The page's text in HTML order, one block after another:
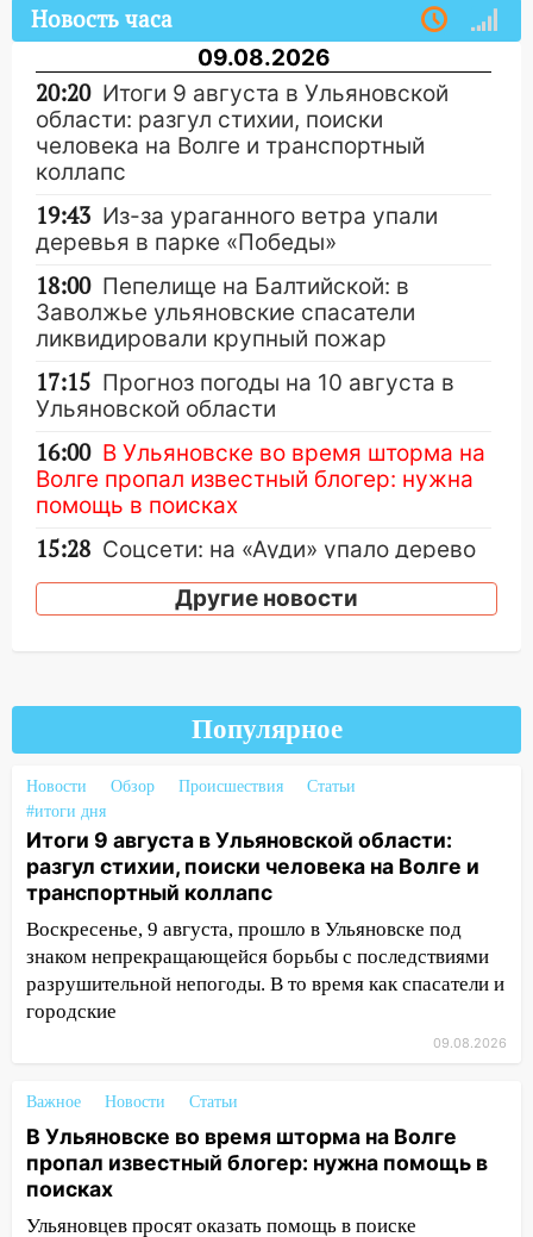
Новость часа
09.08.2026
20:20 Итоги 9 августа в Ульяновской
области: разгул стихии, поиски
человека на Волге и транспортный
коллапс
19:43 Из-за ураганного ветра упали
деревья в парке «Победы»
18:00 Пепелище на Балтийской: в
Заволжье ульяновские спасатели
ликвидировали крупный пожар
17:15 Прогноз погоды на 10 августа в
Ульяновской области
16:00 В Ульяновске во время шторма на
Волге пропал известный блогер: нужна
помощь в поисках
15:28 Соцсети: на «Ауди» упало дерево
в Новом городе
15:12 В Ульяновске выгорела кухня в
какими сложностями сталкиваются
молодые мамы
13:02
Соцсети: на улице Розы
Люксембург дерево упало на
автомобиль
13:00 «Благоприятный период для
новых начинаний: гороскоп для всех
знаков зодиака на неделю с 10 по 16
августа
13:00 На проспекте Тюленева в
Ульяновске образовалось «море»
крупный град
12:11 Где есть бензин в Ульяновске 9
августа: список АЗС
11:55 Соцсети: светофор упал на
Другие новости
Популярное
Новости Обзор Происшествия
Статьи
#итоги дня
Итоги 9 августа в Ульяновской области:
разгул стихии, поиски человека на Волге и
транспортный коллапс
Воскресенье, 9 августа, прошло в Ульяновске под
знаком непрекращающейся борьбы с последствиями
разрушительной непогоды. В то время как спасатели и
городские
09.08.2026
Важное Новости Статьи
В Ульяновске во время шторма на Волге
пропал известный блогер: нужна помощь в
поисках
Ульяновцев просят оказать помощь в поиске